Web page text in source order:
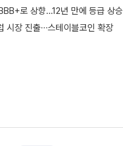
로 상향…12년 만에 등급 상승
장 진출∙∙∙스테이블코인 확장